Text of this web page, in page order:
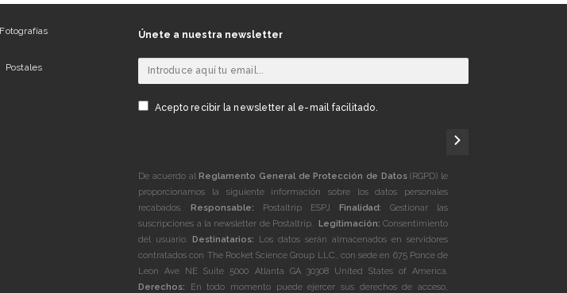
Fotografías
Postales
Únete a nuestra newsletter
Acepto recibir la newsletter al e-mail facilitado.
De acuerdo al Reglamento General de Protección de Datos(RGPD) le
proporcionamos la siguiente información sobre los datos personales
recabados. Responsable: Postaltrip ESPJ Finalidad: Gestionar las
suscripciones a la newsletter de Postaltrip.
Legitimación: Consentimiento
del usuario. Destinatarios: Los datos serán almacenados en servidores
contratados con The Rocket Science Group LLC., con sede en 675 Ponce de
Leon Ave NE Suite 5000 Atlanta GA 30308 United States of America.
Derechos: En todo momento puede ejercer sus derechos de acceso,